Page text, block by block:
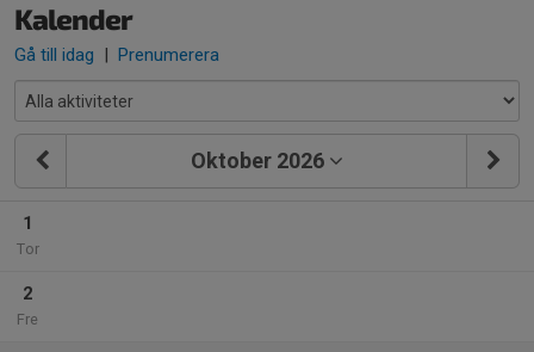
Kalender
Gå till idag | Prenumerera
Oktober 2026
1
Tor
2
Fre